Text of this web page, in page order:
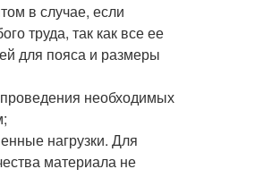
в случае, если
труда, так как все ее
для пояса и размеры
необходимых
нагрузки. Для
материала не